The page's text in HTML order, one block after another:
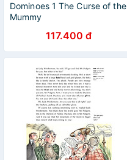
Dominoes 1 The Curse of the
Mummy
117.400 đ